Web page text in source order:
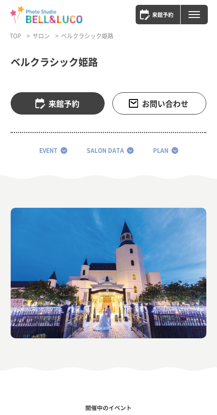
来館予約
TOP サロン ベルクラシック姫路
ベルクラシック姫路
来館予約 お問い合わせ
EVENT SALON DATA PLAN